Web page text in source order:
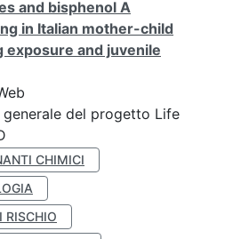
and bisphenol A
in Italian mother-child
exposure and juvenile
generale del progetto Life
CHIMICI
RISCHIO